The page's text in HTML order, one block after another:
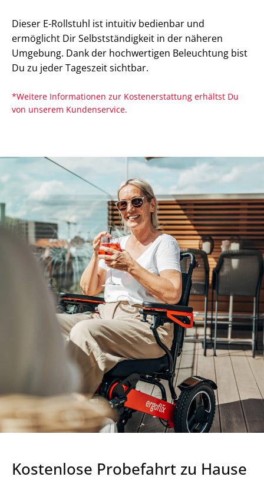
Dieser E-Rollstuhl ist intuitiv bedienbar und
ermöglicht Dir Selbstständigkeit in der näheren
Umgebung. Dank der hochwertigen Beleuchtung bist
Du zu jeder Tageszeit sichtbar.
*Weitere Informationen zur Kostenerstattung erhältst Du
von unserem Kundenservice.
Kostenlose Probefahrt zu Hause